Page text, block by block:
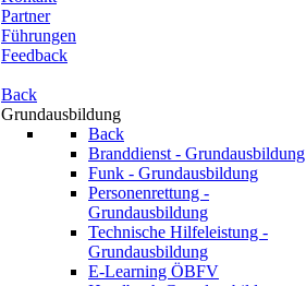
Partner
Führungen
Feedback
Back
Grundausbildung
Back
Branddienst - Grundausbildung
Funk - Grundausbildung
Personenrettung -
Grundausbildung
Technische Hilfeleistung -
Grundausbildung
E-Learning ÖBFV